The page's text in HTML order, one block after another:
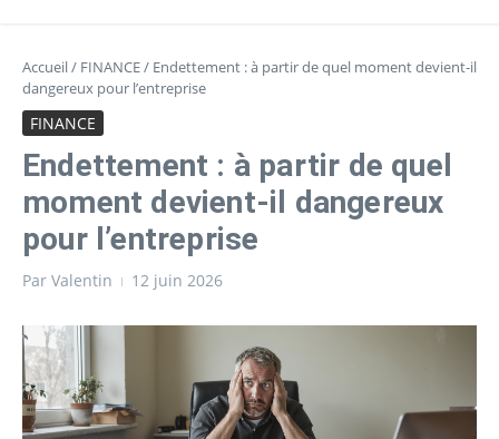
Accueil/ FINANCE/ Endettement : à partir de quel moment devient-il
dangereux pour l’entreprise
FINANCE
Endettement : à partir de quel
moment devient-il dangereux
pour l’entreprise
Par Valentin 12 juin 2026